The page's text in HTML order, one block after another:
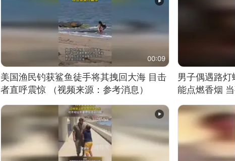
00:09
美国渔民钓获鲨鱼徒手将其拽回大海 目击
者直呼震惊 （视频来源：参考消息）
男子偶遇路
能点燃香烟